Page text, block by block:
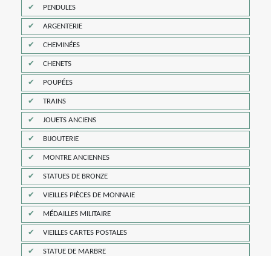
PENDULES
ARGENTERIE
CHEMINÉES
CHENETS
POUPÉES
TRAINS
JOUETS ANCIENS
BIJOUTERIE
MONTRE ANCIENNES
STATUES DE BRONZE
VIEILLES PIÈCES DE MONNAIE
MÉDAILLES MILITAIRE
VIEILLES CARTES POSTALES
STATUE DE MARBRE